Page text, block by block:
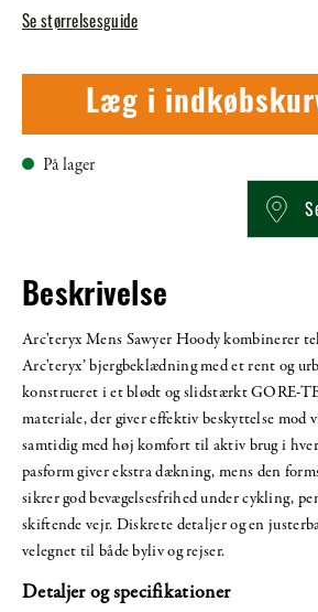
Se størrelsesguide
Læg i
På lager
Beskrivelse
Arc'teryx Mens Sawyer Hoody kombinerer
Arc'teryx’ bjergbeklædning med et rent og
konstrueret i et blødt og slidstærkt GORE-
materiale, der giver effektiv beskyttelse mod
samtidig med høj komfort til aktiv brug i
pasform giver ekstra dækning, mens den
sikrer god bevægelsesfrihed under cykling,
skiftende vejr. Diskrete detaljer og en
velegnet til både byliv og rejser.
Detaljer og specifikationer